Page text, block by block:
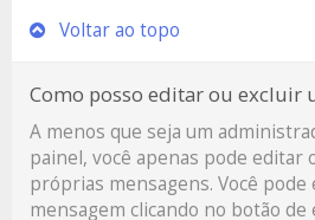
Voltar ao topo
Como posso editar ou excluir
A menos que seja um
painel, você apenas pode editar
próprias mensagens. Você pode
mensagem clicando no botão de